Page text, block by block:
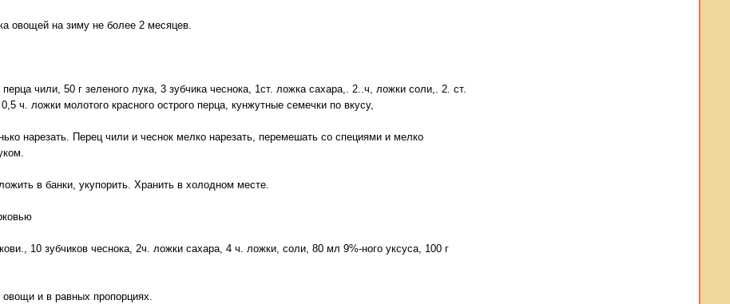
овощей на зиму не более 2 месяцев.
перца чили, 50 г зеленого лука, 3 зубчика чеснока, 1ст. ложка сахара,. 2..ч, ложки соли,. 2. ст.
ч. ложки молотого красного острого перца, кунжутные семечки по вкусу,
нарезать. Перец чили и чеснок мелко нарезать, перемешать со специями и мелко
в банки, укупорить. Хранить в холодном месте.
10 зубчиков чеснока, 2ч. ложки сахара, 4 ч. ложки, соли, 80 мл 9%-ного уксуса, 100 г
овощи и в равных пропорциях.